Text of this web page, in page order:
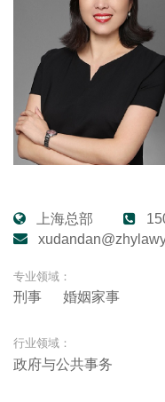
上海总部
专业领域：
刑事 婚姻家事
行业领域：
政府与公共事务